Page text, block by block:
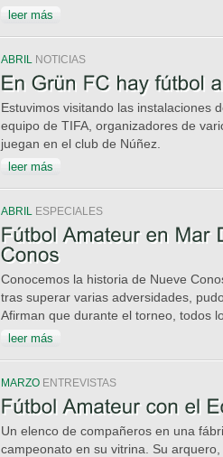
leer más
ABRIL NOTICIAS
Estuvimos visitando las instalaciones
equipo de TIFA, organizadores de
juegan en el club de Núñez.
leer más
ABRIL ESPECIALES
Conocemos la historia de Nueve
tras superar varias adversidades,
Afirman que durante el torneo, todos
leer más
MARZO ENTREVISTAS
Un elenco de compañeros en una
campeonato en su vitrina. Su